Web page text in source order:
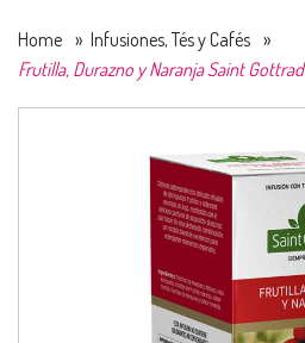
Home » Infusiones, Tés y Cafés »
Frutilla, Durazno y Naranja Saint Gottrad